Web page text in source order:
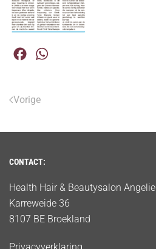
Facebook
Vorige
CONTACT:
Health Hair & Beautysalon Angelie
Karreweide 36
8107 BE Broekland